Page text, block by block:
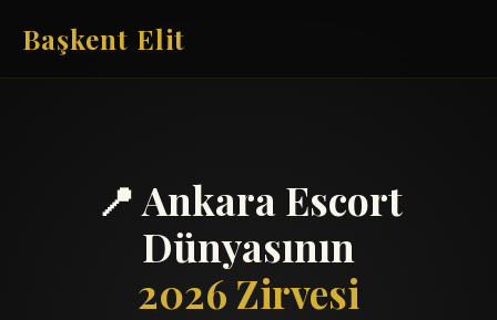
Başkent Elit
📍 Ankara Escort
Dünyasının
2026 Zirvesi